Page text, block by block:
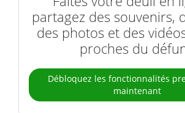
partagez des souvenirs,
des photos et des
proches du
Débloquez les fonctionnalités
maintenant